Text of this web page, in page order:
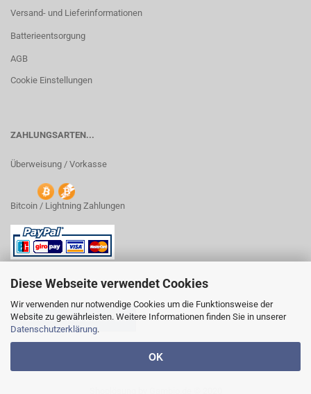
Diese Webseite verwendet Cookies
Wir verwenden nur notwendige Cookies um die Funktionsweise der
Website zu gewährleisten. Weitere Informationen finden Sie in unserer
Datenschutzerklärung.
OK
Versand- und Lieferinformationen
Batterieentsorgung
AGB
Cookie Einstellungen
ZAHLUNGSARTEN...
Überweisung / Vorkasse
Bitcoin / Lightning Zahlungen
VERTRAG WIDERRUFEN